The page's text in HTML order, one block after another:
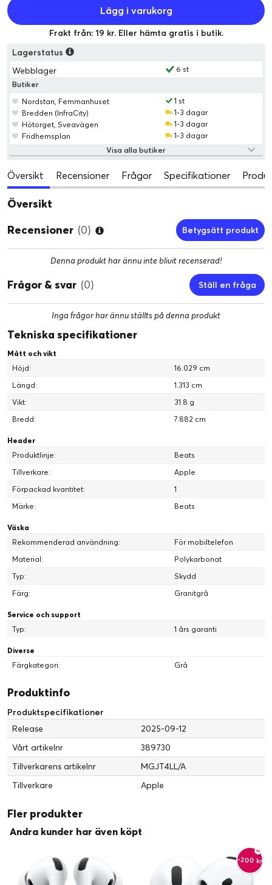
Lägg i varukorg
Frakt från: 19 kr. Eller hämta gratis i butik.
Lagerstatus
Webblager
6 st
Butiker
Nordstan, Femmanhuset
1 st
Bredden (InfraCity)
1-3 dagar
Hötorget, Sveavägen
1-3 dagar
Fridhemsplan
1-3 dagar
Visa alla butiker
Översikt Recensioner Frågor Specifikationer
Översikt
Recensioner (0) Betygsätt produkt
Denna produkt har ännu inte blivit recenserad!
Frågor & svar (0) Ställ en fråga
Inga frågor har ännu ställts på denna produkt
Tekniska specifikationer
Mått och vikt
Höjd:
16.029 cm
Längd:
1.313 cm
Vikt:
31.8 g
Bredd:
7.882 cm
Header
Produktlinje:
Beats
Tillverkare:
Apple
Förpackad kvantitet:
1
Märke:
Beats
Väska
Rekommenderad användning:
För mobiltelefon
Material:
Polykarbonat
Typ:
Skydd
Färg:
Granitgrå
Service och support
Typ:
1 års garanti
Diverse
Färgkategori:
Grå
Produktinfo
Produktspecifikationer
Release
2025-09-12
Vårt artikelnr
389730
Tillverkarens artikelnr
MGJT4LL/A
Tillverkare
Apple
Fler produkter
Andra kunder har även köpt
-200 kr